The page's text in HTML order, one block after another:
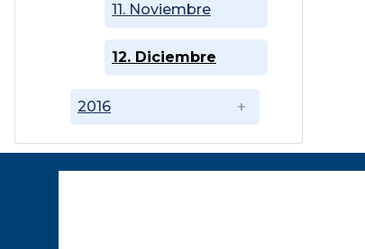
2016
11. Noviembre
12. Diciembre